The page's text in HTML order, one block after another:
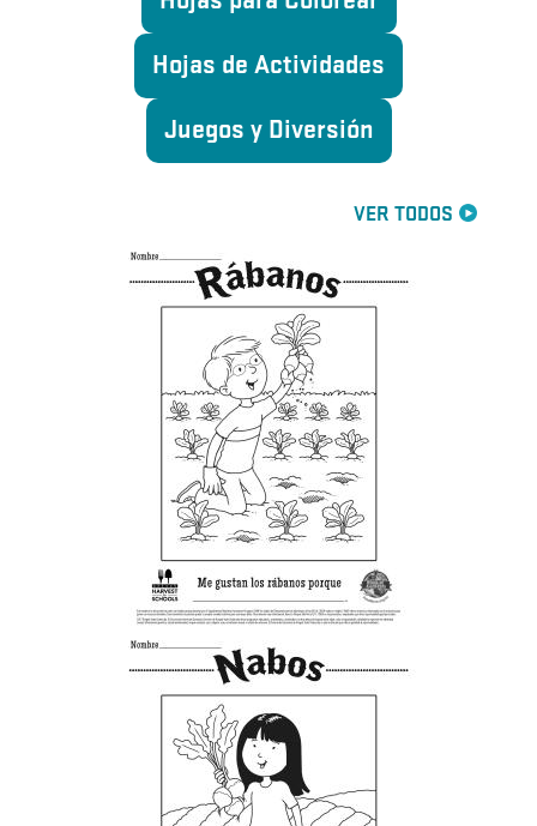
Hojas de Actividades
Juegos y Diversión
VER TODOS